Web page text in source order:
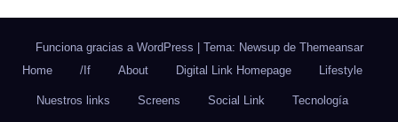
Funciona gracias a WordPress Tema: Newsup de Themeansar
Home
/If About Digital Link Homepage Lifestyle
Nuestros links Screens Social Link Tecnología